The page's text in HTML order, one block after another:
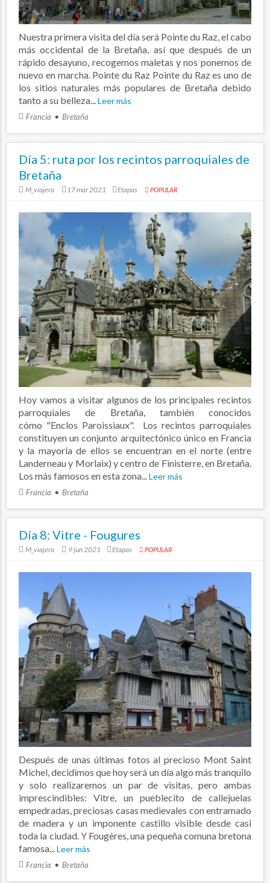
Nuestra primera visita del día será Pointe du Raz, el cabo
más occidental de la Bretaña, así que después de un
rápido desayuno, recogemos maletas y nos ponemos de
nuevo en marcha. Pointe du Raz Pointe du Raz es uno de
los sitios naturales más populares de Bretaña debido
tanto a su belleza... Leer más
Francia Bretaña
Día 5: ruta por los recintos parroquiales de
Bretaña
M_viajera 17 mar 2021 Etapas POPULAR
Hoy vamos a visitar algunos de los principales recintos
parroquiales de Bretaña, también conocidos
cómo "Enclos Paroissiaux". Los recintos parroquiales
constituyen un conjunto arquitectónico único en Francia
y la mayoría de ellos se encuentran en el norte (entre
Landerneau y Morlaix) y centro de Finisterre, en Bretaña.
Los más famosos en esta zona...Leer más
Francia Bretaña
Día 8: Vitre - Fougures
M_viajera 9 jun 2021 Etapas POPULAR
Después de unas últimas fotos al precioso Mont Saint
Michel, decidimos que hoy será un día algo más tranquilo
y solo realizaremos un par de visitas, pero ambas
imprescindibles: Vitre, un pueblecito de callejuelas
empedradas, preciosas casas medievales con entramado
de madera y un imponente castillo visible desde casi
toda la ciudad. Y Fougères, una pequeña comuna bretona
famosa...Leer más
Francia Bretaña